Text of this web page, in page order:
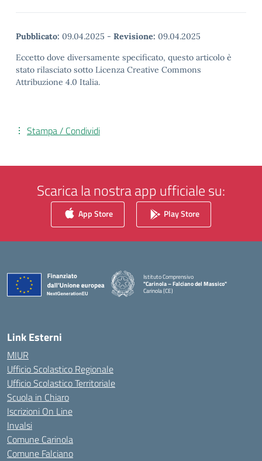
Pubblicato: 09.04.2025 - Revisione: 09.04.2025
Eccetto dove diversamente specificato, questo articolo è
stato rilasciato sotto Licenza Creative Commons
Attribuzione 4.0 Italia.
Stampa / Condividi
Scarica la nostra app ufficiale su:
App Store Play Store
Istituto Comprensivo
"Carinola – Falciano del Massico"
Carinola (CE)
Link Esterni
MIUR
Ufficio Scolastico Regionale
Ufficio Scolastico Territoriale
Scuola in Chiaro
Iscrizioni On Line
Invalsi
Comune Carinola
Comune Falciano